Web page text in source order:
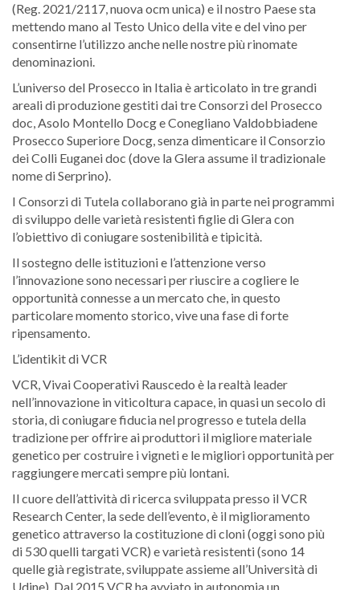
(Reg. 2021/2117, nuova ocm unica) e il nostro Paese sta
mettendo mano al Testo Unico della vite e del vino per
consentirne l’utilizzo anche nelle nostre più rinomate
denominazioni.
L’universo del Prosecco in Italia è articolato in tre grandi
areali di produzione gestiti dai tre Consorzi del Prosecco
doc, Asolo Montello Docg e Conegliano Valdobbiadene
Prosecco Superiore Docg, senza dimenticare il Consorzio
dei Colli Euganei doc (dove la Glera assume il tradizionale
nome di Serprino).
I Consorzi di Tutela collaborano già in parte nei programmi
di sviluppo delle varietà resistenti figlie di Glera con
l’obiettivo di coniugare sostenibilità e tipicità.
Il sostegno delle istituzioni e l’attenzione verso
l’innovazione sono necessari per riuscire a cogliere le
opportunità connesse a un mercato che, in questo
particolare momento storico, vive una fase di forte
ripensamento.
L’identikit di VCR
VCR, Vivai Cooperativi Rauscedo è la realtà leader
nell’innovazione in viticoltura capace, in quasi un secolo di
storia, di coniugare fiducia nel progresso e tutela della
tradizione per offrire ai produttori il migliore materiale
genetico per costruire i vigneti e le migliori opportunità per
raggiungere mercati sempre più lontani.
Il cuore dell’attività di ricerca sviluppata presso il VCR
Research Center, la sede dell’evento, è il miglioramento
genetico attraverso la costituzione di cloni (oggi sono più
di 530 quelli targati VCR) e varietà resistenti (sono 14
quelle già registrate, sviluppate assieme all’Università di
Udine). Dal 2015 VCR ha avviato in autonomia un